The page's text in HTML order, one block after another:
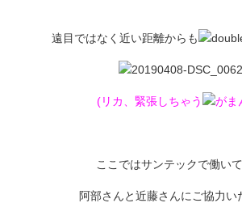
遠目ではなく近い距離からも
(リカ、緊張しちゃう
ここではサンテックで働い
阿部さんと近藤さんにご協力い